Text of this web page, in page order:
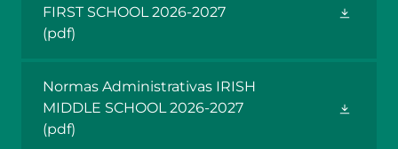
FIRST SCHOOL 2026-2027
(pdf)
Normas Administrativas IRISH
MIDDLE SCHOOL 2026-2027
(pdf)